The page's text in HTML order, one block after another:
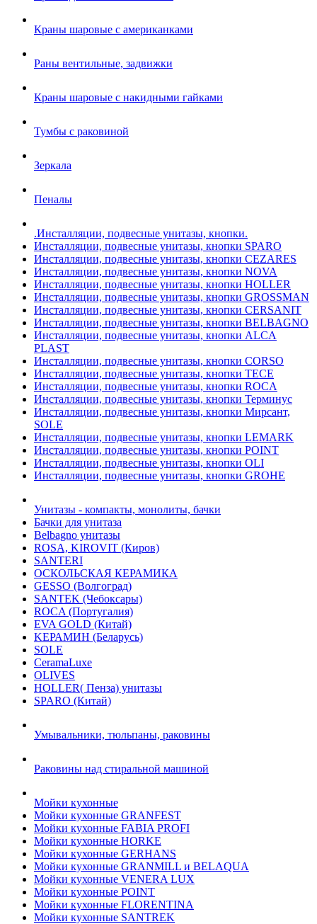
Краны шаровые с американками
Раны вентильные, задвижки
Краны шаровые с накидными гайками
Тумбы с раковиной
Зеркала
Пеналы
.Инсталляции, подвесные унитазы, кнопки.
Инсталляции, подвесные унитазы, кнопки SPARO
Инсталляции, подвесные унитазы, кнопки CEZARES
Инсталляции, подвесные унитазы, кнопки NOVA
Инсталляции, подвесные унитазы, кнопки HOLLER
Инсталляции, подвесные унитазы, кнопки GROSSMAN
Инсталляции, подвесные унитазы, кнопки CERSANIT
Инсталляции, подвесные унитазы, кнопки BELBAGNO
Инсталляции, подвесные унитазы, кнопки ALCA
PLAST
Инсталляции, подвесные унитазы, кнопки CORSO
Инсталляции, подвесные унитазы, кнопки TECE
Инсталляции, подвесные унитазы, кнопки ROCA
Инсталляции, подвесные унитазы, кнопки Терминус
Инсталляции, подвесные унитазы, кнопки Мирсант,
SOLE
Инсталляции, подвесные унитазы, кнопки LEMARK
Инсталляции, подвесные унитазы, кнопки POINT
Инсталляции, подвесные унитазы, кнопки OLI
Инсталляции, подвесные унитазы, кнопки GROHE
Унитазы - компакты, монолиты, бачки
Бачки для унитаза
Belbagno унитазы
ROSA, KIROVIT (Киров)
SANTERI
ОСКОЛЬСКАЯ КЕРАМИКА
GESSO (Волгоград)
SANTEK (Чебоксары)
ROCA (Португалия)
EVA GOLD (Китай)
KЕРАМИН (Беларусь)
SOLE
CeramaLuxe
OLIVES
HOLLER( Пенза) унитазы
SPARO (Китай)
Умывальники, тюльпаны, раковины
Раковины над стиральной машиной
Мойки кухонные
Мойки кухонные GRANFEST
Мойки кухонные FABIA PROFI
Мойки кухонные HORKE
Мойки кухонные GERHANS
Мойки кухонные GRANMILL и BELAQUA
Мойки кухонные VENERA LUX
Мойки кухонные POINT
Мойки кухонные FLORENTINA
Мойки кухонные SANTREK